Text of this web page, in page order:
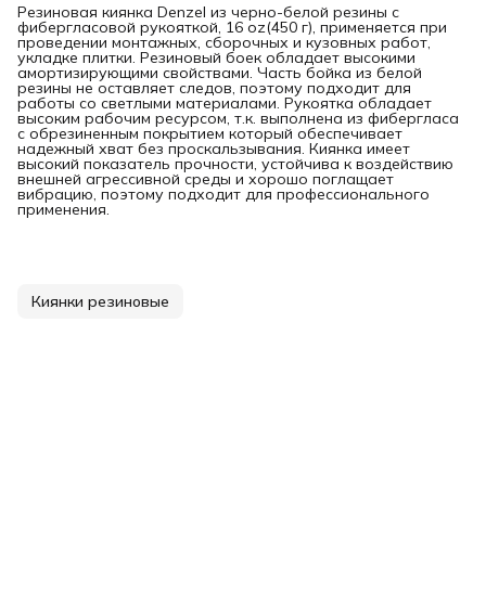
Резиновая киянка Denzel из черно-белой резины с
фибергласовой рукояткой, 16 oz(450 г), применяется при
проведении монтажных, сборочных и кузовных работ,
укладке плитки. Резиновый боек обладает высокими
амортизирующими свойствами. Часть бойка из белой
резины не оставляет следов, поэтому подходит для
работы со светлыми материалами. Рукоятка обладает
высоким рабочим ресурсом, т.к. выполнена из фибергласа
с обрезиненным покрытием который обеспечивает
надежный хват без проскальзывания. Киянка имеет
высокий показатель прочности, устойчива к воздействию
внешней агрессивной среды и хорошо поглащает
вибрацию, поэтому подходит для профессионального
применения.
Киянки резиновые